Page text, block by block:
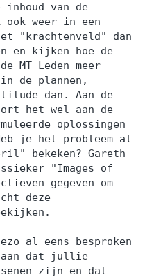
van de
weer in een
"krachtenveld" dan
en kijken hoe de
MT-Leden meer
in de plannen,
dan. Aan de
het wel aan de
oplossingen
je het probleem al
bekeken? Gareth
"Images of
gegeven om
deze
al eens besproken
aan dat jullie
zijn en dat